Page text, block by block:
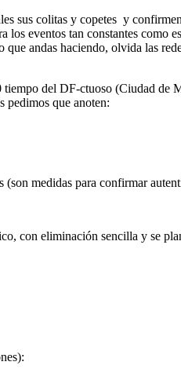
sus colitas y copetes y
eventos tan constantes como
andas haciendo, olvida las
del DF-ctuoso (Ciudad
pedimos que anoten:
(son medidas para confirmar
con eliminación sencilla y se